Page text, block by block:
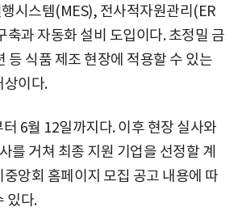
시스템(MES), 전사적자원관리(ER
축과 자동화 설비 도입이다. 초정밀 금
등 식품 제조 현장에 적용할 수 있는
상이다.
6월 12일까지다. 이후 현장 실사와
를 거쳐 최종 지원 기업을 선정할 계
앙회 홈페이지 모집 공고 내용에 따
있다.